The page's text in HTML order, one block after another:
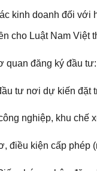
kinh doanh đối với
cho Luật Nam Việt
quan đăng ký đầu tư:
tư nơi dự kiến đặt
nghiệp, khu chế
điều kiện cấp phép